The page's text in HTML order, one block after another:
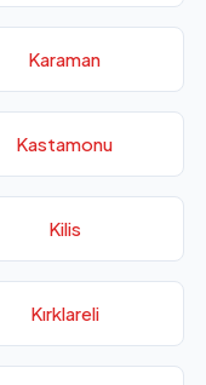
Karaman
Kastamonu
Kilis
Kırklareli